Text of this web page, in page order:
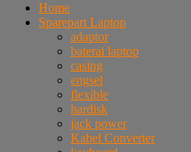
Home
Sparepart Laptop
adaptor
baterai laptop
casing
engsel
flexible
hardisk
jack power
Kabel Converter